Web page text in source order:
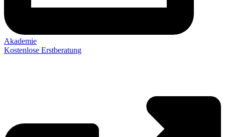
Akademie
Kostenlose Erstberatung